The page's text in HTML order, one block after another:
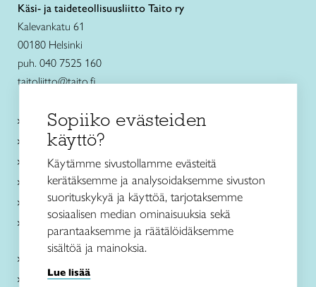
Käsi- ja taideteollisuusliitto Taito ry
Kalevankatu 61
00180 Helsinki
puh. 040 7525 160
taitoliitto@taito.fi
Käsityökurssit ja koulutus
Ajankohtaista
Käsityöohjeet
Me olemme Taito
Paikallinen toiminta
Verkkokaupat
Kirjaudu Arviin
Kirjaudu Taitocampukseen
Sopiiko evästeiden
käyttö?
Käytämme sivustollamme evästeitä
kerätäksemme ja analysoidaksemme sivuston
suorituskykyä ja käyttöä, tarjotaksemme
sosiaalisen median ominaisuuksia sekä
parantaaksemme ja räätälöidäksemme
sisältöä ja mainoksia.
Lue lisää